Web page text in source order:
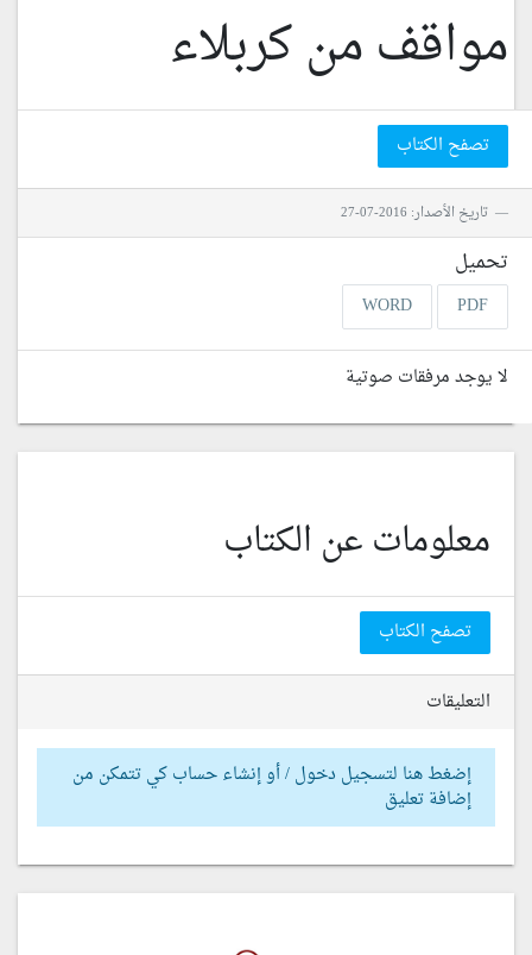
مواقف من كربلاء
تصفح الكتاب
تاريخ الأصدار: 2016-07-27
تحميل
PDF
WORD
لا يوجد مرفقات صوتية
معلومات عن الكتاب
تصفح الكتاب
التعليقات
إضغط هنا لتسجيل دخول / أو إنشاء حساب كي تتمكن من
إضافة تعليق